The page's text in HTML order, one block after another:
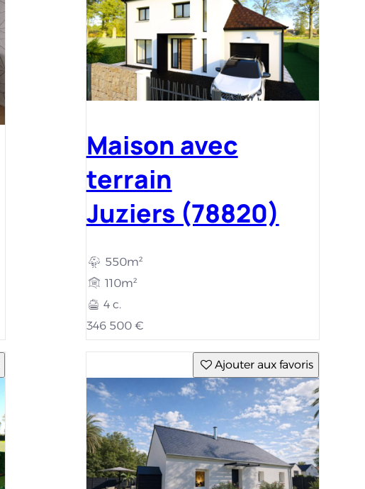
Maison avec
terrain
Juziers (78820)
550m²
110m²
4 c.
346 500 €
Ajouter aux favoris